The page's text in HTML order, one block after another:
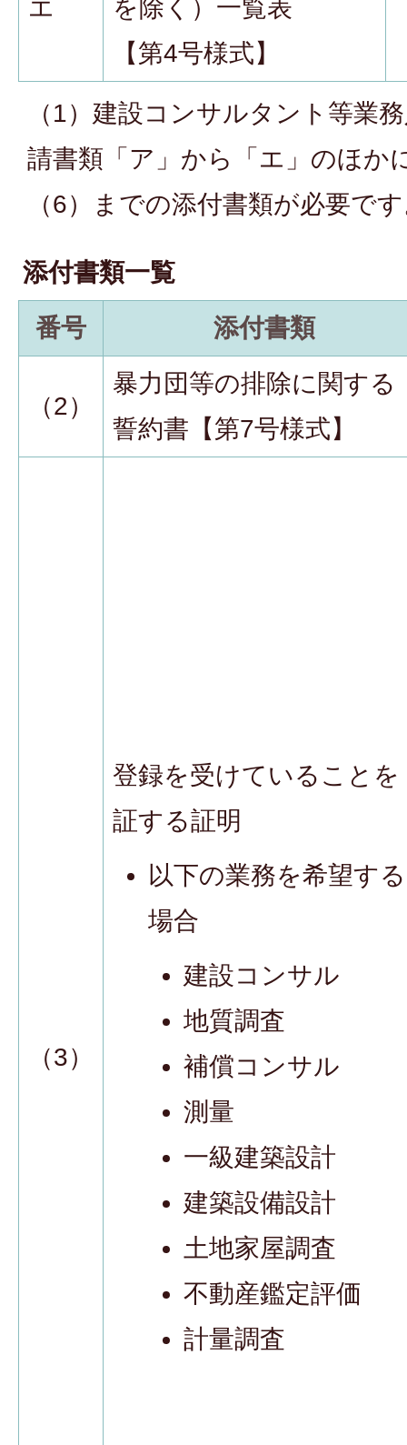
エ
を除く）一覧表
【第4号様式】
（1）建設コンサルタント等業
請書類「ア」から「エ」のほか
（6）までの添付書類が必要で
添付書類一覧
番号
添付書類
（2）
暴力団等の排除に関する
誓約書【第7号様式】
（3）
登録を受けていることを
証する証明
以下の業務を希望する
場合
建設コンサル
地質調査
補償コンサル
測量
一級建築設計
建築設備設計
土地家屋調査
不動産鑑定評価
計量調査